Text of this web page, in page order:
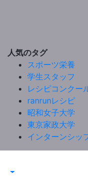
人気のタグ
スポーツ栄養
学生スタッフ
レシピコンクー
ranrunレシピ
昭和女子大学
東京家政大学
インターンシッ